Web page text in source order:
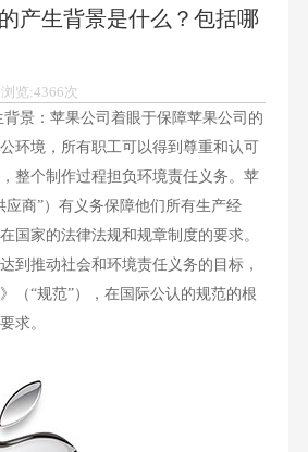
产生背景是什么？包括哪
览:4366次
背景：苹果公司着眼于保障苹果公司的
环境，所有职工可以得到尊重和认可
整个制作过程担负环境责任义务。苹
应商”）有义务保障他们所有生产经
国家的法律法规和规章制度的要求。
到推动社会和环境责任义务的目标，
（“规范”），在国际公认的规范的根
求。